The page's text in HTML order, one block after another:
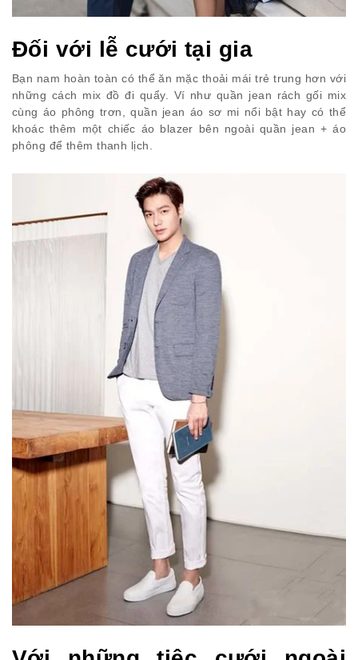
Đối với lễ cưới tại gia
Bạn nam hoàn toàn có thể ăn mặc thoải mái trẻ trung hơn với
những cách mix đồ đi quẩy. Ví như quần jean rách gối mix
cùng áo phông trơn, quần jean áo sơ mi nổi bật hay có thể
khoác thêm một chiếc áo blazer bên ngoài quần jean + áo
phông để thêm thanh lịch.